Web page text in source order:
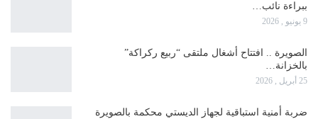
ببراءة نائب…
9 يونيو , 2026
الصويرة .. افتتاح أشغال ملتقى “ربيع ركراكة”
بالخزانة…
25 أبريل , 2026
ضربة أمنية استباقية لجهاز الديستي محكمة بالصويرة